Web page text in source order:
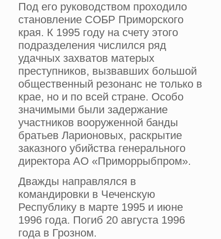
Под его руководством проходило
становление СОБР Приморского
края. К 1995 году на счету этого
подразделения числился ряд
удачных захватов матерых
преступников, вызвавших большой
общественный резонанс не только в
крае, но и по всей стране. Особо
значимыми были задержание
участников вооруженной банды
братьев Ларионовых, раскрытие
заказного убийства генерального
директора АО «Приморрыбпром».
Дважды направлялся в
командировки в Чеченскую
Республику в марте 1995 и июне
1996 года. Погиб 20 августа 1996
года в Грозном.